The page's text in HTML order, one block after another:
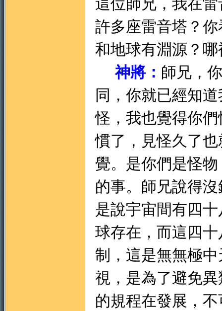
這位師兄，我在
許多座雷音塔？
和地球有淵源？
神將： 師兄，
同，你就已經知
怪，我也覺得你
慣了，見怪久了
覺。是你們是怪
的事。師兄說得
是說宇宙間有四
球存在，而這四
制，這是無無極
視，是為了避免
的規程在發展，